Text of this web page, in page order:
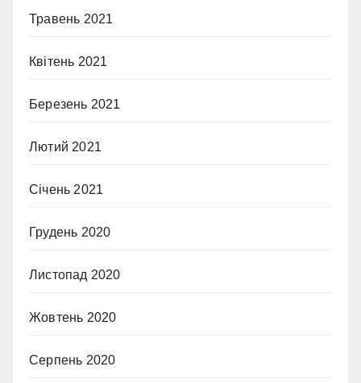
Травень 2021
Квітень 2021
Березень 2021
Лютий 2021
Січень 2021
Грудень 2020
Листопад 2020
Жовтень 2020
Серпень 2020